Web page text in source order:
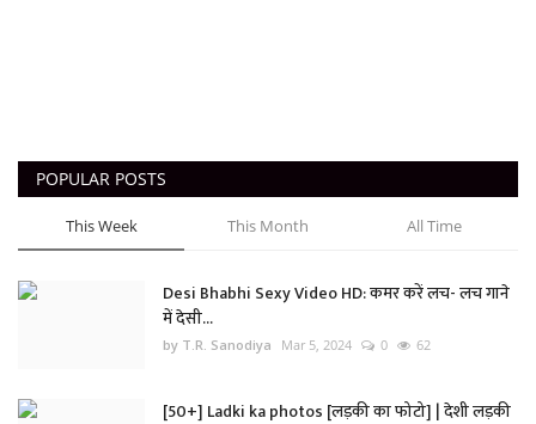
POPULAR POSTS
This Week This Month All Time
Desi Bhabhi Sexy Video HD: कमर करें लच- लच गाने
में देसी...
by T.R. Sanodiya Mar 5, 2024 0 62
[50+] Ladki ka photos [लड़की का फोटो] | देशी लड़की